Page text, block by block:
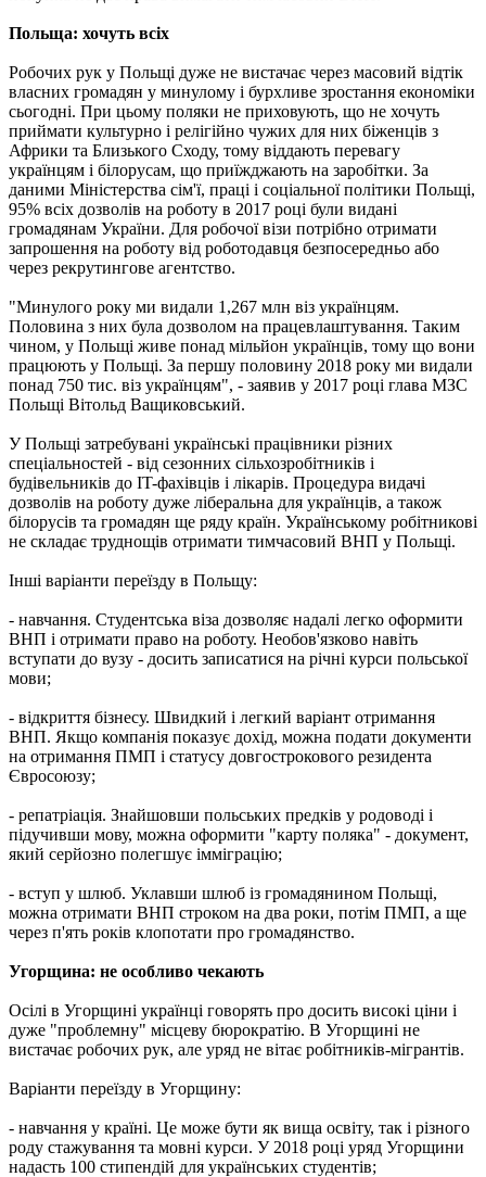
Польща: хочуть всіх
Робочих рук у Польщі дуже не вистачає через масовий відтік
власних громадян у минулому і бурхливе зростання економіки
сьогодні. При цьому поляки не приховують, що не хочуть
приймати культурно і релігійно чужих для них біженців з
Африки та Близького Сходу, тому віддають перевагу
українцям і білорусам, що приїжджають на заробітки. За
даними Міністерства сім'ї, праці і соціальної політики Польщі,
95% всіх дозволів на роботу в 2017 році були видані
громадянам України. Для робочої візи потрібно отримати
запрошення на роботу від роботодавця безпосередньо або
через рекрутингове агентство.
"Минулого року ми видали 1,267 млн ​​віз українцям.
Половина з них була дозволом на працевлаштування. Таким
чином, у Польщі живе понад мільйон українців, тому що вони
працюють у Польщі. За першу половину 2018 року ми видали
понад 750 тис. віз українцям", - заявив у 2017 році глава МЗС
Польщі Вітольд Ващиковський.
У Польщі затребувані українські працівники різних
спеціальностей - від сезонних сільхозробітників і
будівельників до IT-фахівців і лікарів. Процедура видачі
дозволів на роботу дуже ліберальна для українців, а також
білорусів та громадян ще ряду країн. Українському робітникові
не складає труднощів отримати тимчасовий ВНП у Польщі.
Інші варіанти переїзду в Польщу:
- навчання. Студентська віза дозволяє надалі легко оформити
ВНП і отримати право на роботу. Необов'язково навіть
вступати до вузу - досить записатися на річні курси польської
мови;
- відкриття бізнесу. Швидкий і легкий варіант отримання
ВНП. Якщо компанія показує дохід, можна подати документи
на отримання ПМП і статусу довгострокового резидента
Євросоюзу;
- репатріація. Знайшовши польських предків у родоводі і
підучивши мову, можна оформити "карту поляка" - документ,
який серйозно полегшує імміграцію;
- вступ у шлюб. Уклавши шлюб із громадянином Польщі,
можна отримати ВНП строком на два роки, потім ПМП, а ще
через п'ять років клопотати про громадянство.
Угорщина: не особливо чекають
Осілі в Угорщині українці говорять про досить високі ціни і
дуже "проблемну" місцеву бюрократію. В Угорщині не
вистачає робочих рук, але уряд не вітає робітників-мігрантів.
Варіанти переїзду в Угорщину:
- навчання у країні. Це може бути як вища освіту, так і різного
роду стажування та мовні курси. У 2018 році уряд Угорщини
надасть 100 стипендій для українських студентів;